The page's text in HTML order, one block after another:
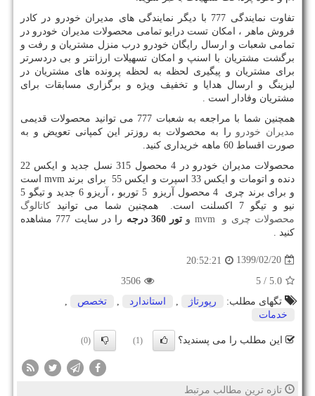
تفاوت نمایندگی 777 با دیگر نمایندگی های مدیران خودرو در کادر
فروش ماهر ، امکان تست درایو تمامی محصولات مدیران خودرو در
تمامی شعبات و ارسال رایگان خودرو درب منزل مشتریان و رفت و
برگشت مشتریان با اسنپ و امکان تسهیلات ارزانتر و بی دردسرتر
برای مشتریان و پیگیری لحظه به لحظه پرونده های مشتریان در
لیزینگ و ارسال هدایا و تخفیف ویژه و برگزاری مسابقات برای
مشتریان وفادار است .
همچنین شما با مراجعه به شعبات 777 می توانید محصولات قدیمی
مدیران خودرو را به محصولات به روزتر این کمپانی تعویض و به
صورت اقساط 60 ماهه خریداری کنید.
محصولات مدیران خودرو در 4 محصول 315 نسل جدید و ایکس 22
دنده و اتومات و ایکس 33 اسپرت و ایکس 55 برای برند
mvm است
و برای برند چری 4 محصول آریزو 5 توربو ، آریزو 6 جدید و تیگو 5
نیو و تیگو 7 اکسلنت است.
همچنین شما می توانید کاتالوگ
محصولات چری و
mvm و تور 360 درجه
را در سایت 777 مشاهده
کنید .
1399/02/20
20:52:21
5.0
/ 5
3506
تگهای مطلب:
رپورتاژ استاندارد تخصص
خدمات
این مطلب را می پسندید؟ (1)
(0)
تازه ترین مطالب مرتبط